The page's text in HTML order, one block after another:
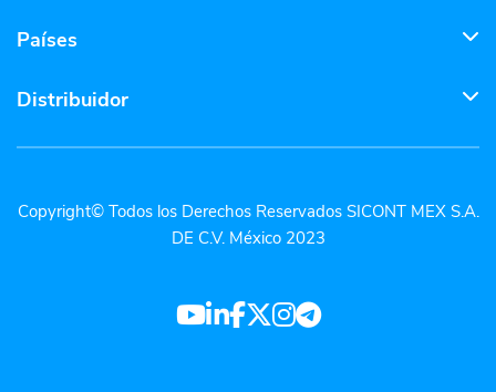
Países
Distribuidor
Copyright© Todos los Derechos Reservados SICONT MEX S.A.
DE C.V. México 2023